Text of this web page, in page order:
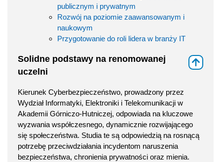
publicznym i prywatnym
Rozwój na poziomie zaawansowanym i
naukowym
Przygotowanie do roli lidera w branży IT
Solidne podstawy na renomowanej
uczelni
Kierunek Cyberbezpieczeństwo, prowadzony przez
Wydział Informatyki, Elektroniki i Telekomunikacji w
Akademii Górniczo-Hutniczej, odpowiada na kluczowe
wyzwania współczesnego, dynamicznie rozwijającego
się społeczeństwa. Studia te są odpowiedzią na rosnącą
potrzebę przeciwdziałania incydentom naruszenia
bezpieczeństwa, chronienia prywatności oraz mienia.